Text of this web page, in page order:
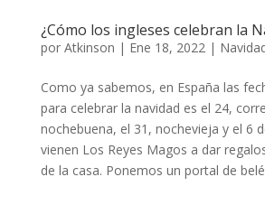
¿Cómo los ingleses celebran la
por Atkinson | Ene 18, 2022|
Como ya sabemos, en España las
para celebrar la navidad es el 24,
nochebuena, el 31, nochevieja y el 6
vienen Los Reyes Magos a dar
de la casa. Ponemos un portal de